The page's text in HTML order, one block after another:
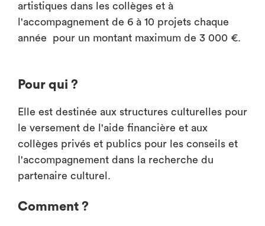
artistiques dans les collèges et à
l'accompagnement de 6 à 10 projets chaque
année pour un montant maximum de 3 000 €.
Pour qui ?
Elle est destinée aux structures culturelles pour
le versement de l'aide financière et aux
collèges privés et publics pour les conseils et
l'accompagnement dans la recherche du
partenaire culturel.
Comment ?